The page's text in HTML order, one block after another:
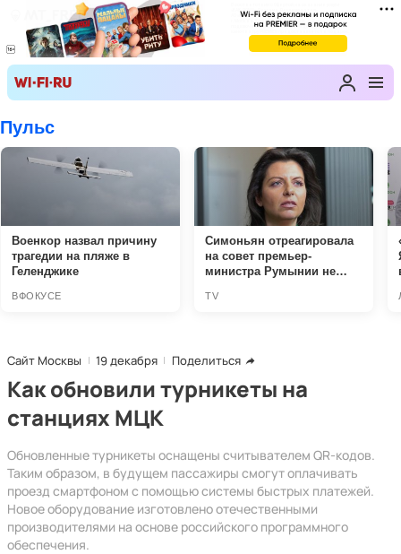
Сайт Москвы 19 декабря Поделиться
Как обновили турникеты на
станциях МЦК
Обновленные турникеты оснащены считывателем QR-кодов.
Таким образом, в будущем пассажиры смогут оплачивать
проезд смартфоном с помощью системы быстрых платежей.
Новое оборудование изготовлено отечественными
производителями на основе российского программного
обеспечения.